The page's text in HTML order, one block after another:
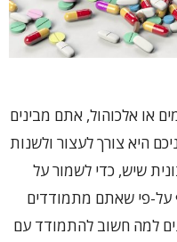
או אלכוהול, אתם מבינים
היא צורך לעצור ולשנות
שיש, כדי לשמור על
על-פי שאתם מתמודדים
למה חשוב להתמודד עם